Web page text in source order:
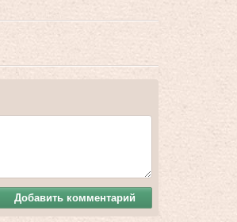
Добавить комментарий